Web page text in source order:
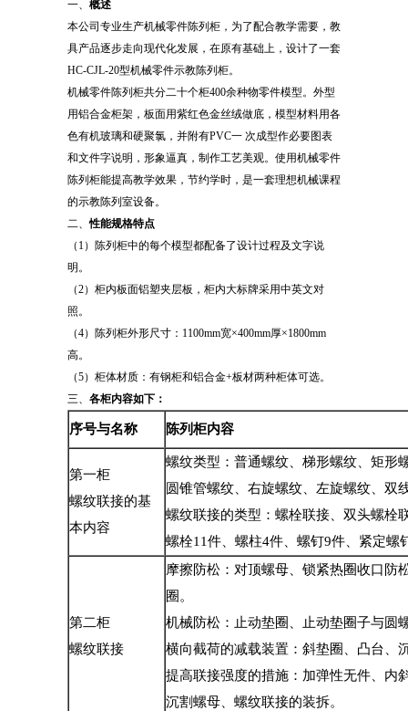
一、 概述
本公司专业生产机械零件陈列柜，为了配合教学需要，教
具产品逐步走向现代化发展，在原有基础上，设计了一套
HC-CJL-20型机械零件示教陈列柜。
机械零件陈列柜共分二十个柜400余种物零件模型。外型
用铝合金柜架，板面用紫红色金丝绒做底，模型材料用各
色有机玻璃和硬聚氯，并附有PVC一 次成型作必要图表
和文件字说明，形象逼真，制作工艺美观。使用机械零件
陈列柜能提高教学效果，节约学时，是一套理想机械课程
的示教陈列室设备。
二、性能规格特点
（1）陈列柜中的每个模型都配备了设计过程及文字说
明。
（2）柜内板面铝塑夹层板，柜内大标牌采用中英文对
照。
（4）陈列柜外形尺寸：1100mm宽×400mm厚×1800mm
高。
（5）柜体材质：有钢柜和铝合金+板材两种柜体可选。
三、 各柜内容如下：
序号与名称 陈列柜内容
第一柜
螺纹联接的基
本内容
螺纹类型：普通螺纹、梯形螺纹、矩形
圆锥管螺纹、右旋螺纹、左旋螺纹、双
螺纹联接的类型：螺栓联接、双头螺栓
螺栓11件、螺柱4件、螺钉9件、紧定螺
第二柜
螺纹联接
摩擦防松：对顶螺母、锁紧热圈收口防
圈。
机械防松：止动垫圈、止动垫圈子与圆
横向截荷的减载装置：斜垫圈、凸台、
提高联接强度的措施：加弹性无件、内
沉割螺母、螺纹联接的装拆。